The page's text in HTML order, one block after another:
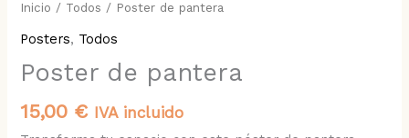
Inicio / Todos / Poster de pantera
Posters, Todos
Poster de pantera
15,00 € IVA incluido